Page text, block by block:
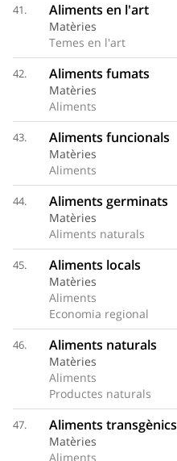
41. Aliments en l'art
Matèries
Temes en l'art
42. Aliments fumats
Matèries
Aliments
43. Aliments funcionals
Matèries
Aliments
44. Aliments germinats
Matèries
Aliments naturals
45. Aliments locals
Matèries
Aliments
Economia regional
46. Aliments naturals
Matèries
Aliments
Productes naturals
47. Aliments transgènics
Matèries
Aliments